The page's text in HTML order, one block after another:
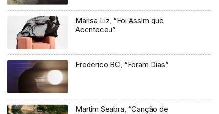
Marisa Liz, “Foi Assim que
Aconteceu”
Frederico BC, “Foram Dias”
Martim Seabra, “Canção de